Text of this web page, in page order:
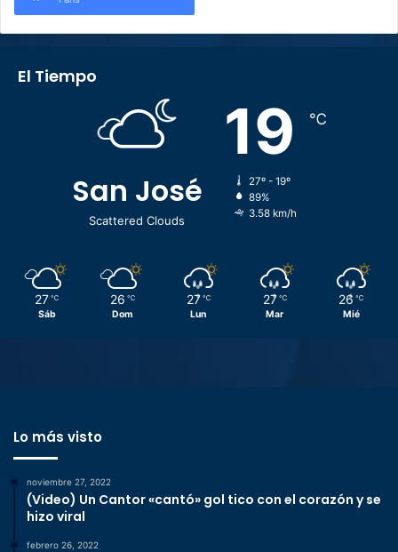
El Tiempo
San José
Scattered Clouds
19 ℃
27º - 19º
89%
3.58 km/h
27 ℃
Sáb
26 ℃
Dom
27 ℃
Lun
27 ℃
Mar
26 ℃
Mié
Lo más visto
noviembre 27, 2022
(Video) Un Cantor «cantó» gol tico con el corazón y se
hizo viral
febrero 26, 2022